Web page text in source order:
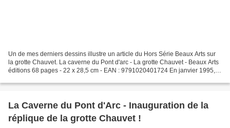
Un de mes derniers dessins illustre un article du Hors Série Beaux Arts sur
la grotte Chauvet. La caverne du Pont d'arc - La grotte Chauvet - Beaux Arts
éditions 68 pages - 22 x 28,5 cm - EAN : 9791020401724 En janvier 1995,
La Caverne du Pont d'Arc - Inauguration de la
réplique de la grotte Chauvet !